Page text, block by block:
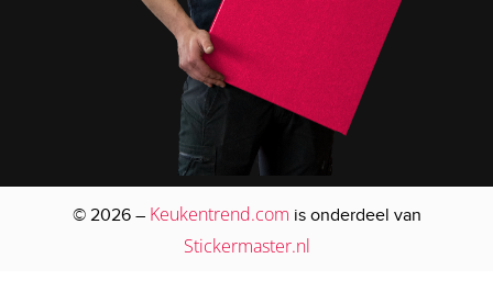
© 2026 – Keukentrend.com is onderdeel van
Stickermaster.nl